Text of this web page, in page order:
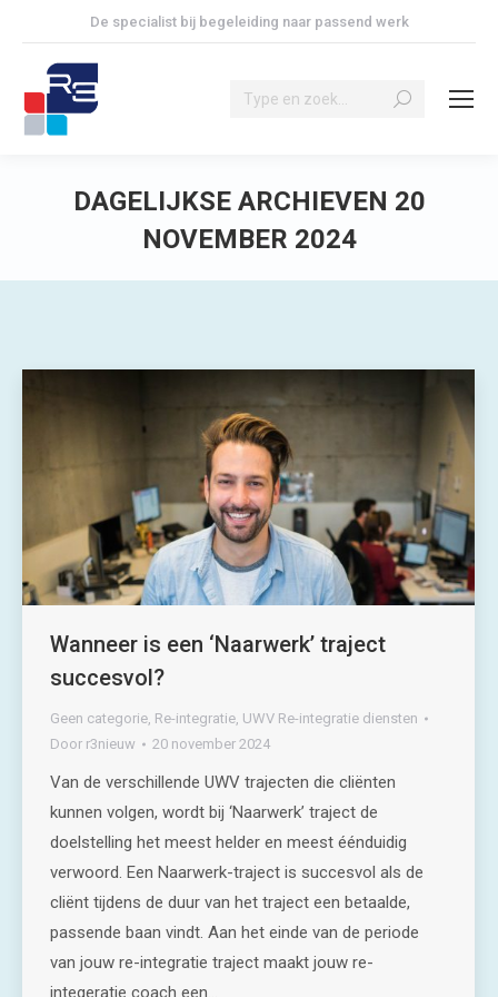
De specialist bij begeleiding naar passend werk
Search:
DAGELIJKSE ARCHIEVEN 20
NOVEMBER 2024
Wanneer is een ‘Naarwerk’ traject
succesvol?
Geen categorie, Re-integratie, UWV Re-integratie diensten
Door r3nieuw 20 november 2024
Van de verschillende UWV trajecten die cliënten
kunnen volgen, wordt bij ‘Naarwerk’ traject de
doelstelling het meest helder en meest éénduidig
verwoord. Een Naarwerk-traject is succesvol als de
cliënt tijdens de duur van het traject een betaalde,
passende baan vindt. Aan het einde van de periode
van jouw re-integratie traject maakt jouw re-
integeratie coach een…